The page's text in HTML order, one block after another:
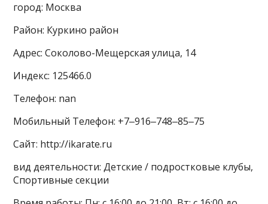
город: Москва
Район: Куркино район
Адрес: Соколово-Мещерская улица, 14
Индекс: 125466.0
Телефон: nan
Мобильный Телефон: +7‒916‒748‒85‒75
Сайт: http://ikarate.ru
вид деятельности: Детские / подростковые клубы,
Спортивные секции